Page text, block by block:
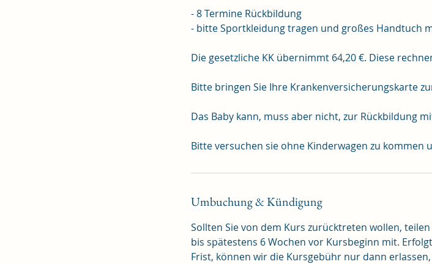
- 8 Termine Rückbildung
- bitte Sportkleidung tragen und großes Handtuch
Die gesetzliche KK übernimmt 64,20 €. Diese
Bitte bringen Sie Ihre Krankenversicherungskarte
Das Baby kann, muss aber nicht, zur Rückbildung
Umbuchung & Kündigung
Sollten Sie von dem Kurs zurücktreten wollen,
bis spätestens 6 Wochen vor Kursbeginn mit.
Frist, können wir die Kursgebühr nur dann